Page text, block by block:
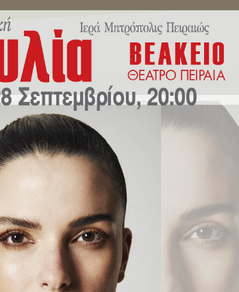
ΔΕΛΤΊΑ ΤΎΠΟΥ ΕΚΔΗΛΏΣΕΙΣ
στο στόχαστρο.